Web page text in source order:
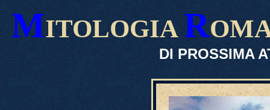
MITOLOGIA R
DI PROSSIMA